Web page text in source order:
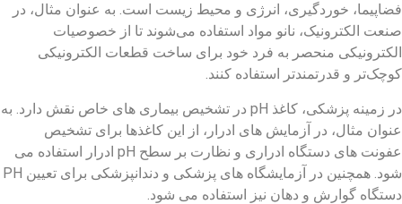
فضاپیما، خوردگیری، انرژی و محیط زیست است. به عنوان مثال، در
صنعت الکترونیک، نانو مواد استفاده می‌شوند تا از خصوصیات
الکترونیکی منحصر به فرد خود برای ساخت قطعات الکترونیکی
کوچک‌تر و قدرتمندتر استفاده کنند.
در زمینه پزشکی، کاغذ pH در تشخیص بیماری های خاص نقش دارد. به
عنوان مثال، در آزمایش های ادرار، از این کاغذها برای تشخیص
عفونت های دستگاه ادراری و نظارت بر سطح pH ادرار استفاده می
شود. همچنین در آزمایشگاه های پزشکی و دندانپزشکی برای تعیین PH
دستگاه گوارش و دهان نیز استفاده می شود.